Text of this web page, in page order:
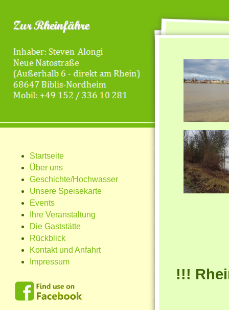
Startseite
Über uns
Geschichte/Hochwasser
Unsere Speisekarte
Events
Ihre Veranstaltung
Die Gaststätte
Rückblick
Kontakt und Anfahrt
Impressum
!!!